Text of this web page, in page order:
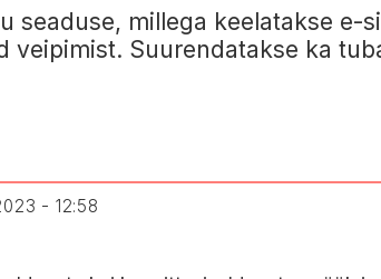
seaduse, millega keelatakse e-
veipimist. Suurendatakse ka
- 12:58